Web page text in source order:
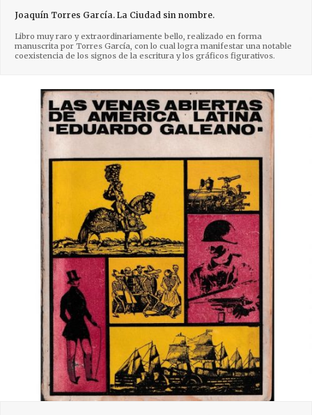
Joaquín Torres García. La Ciudad sin nombre.
Libro muy raro y extraordinariamente bello, realizado en forma
manuscrita por Torres García, con lo cual logra manifestar una notable
coexistencia de los signos de la escritura y los gráficos figurativos.